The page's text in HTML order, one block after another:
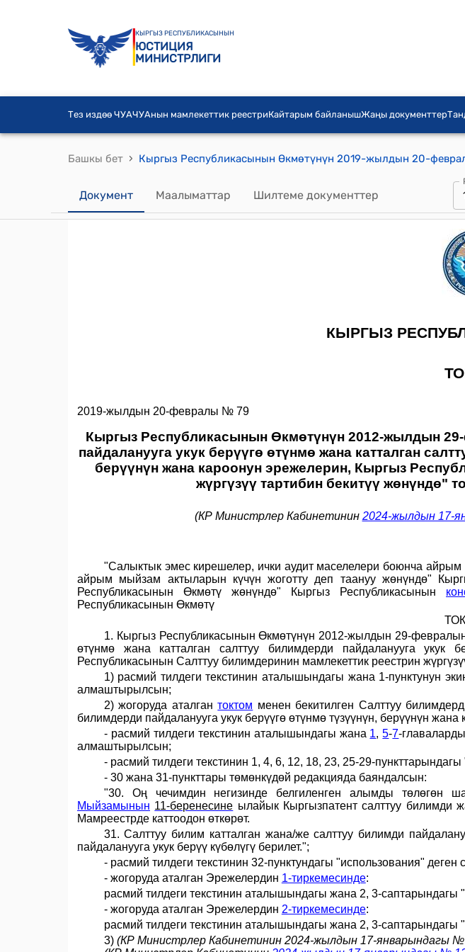
КЫРГЫЗ РЕСПУБЛИКАСЫНЫН
ЮСТИЦИЯ
МИНИСТРЛИГИ
Тез издөө ЧУАЧУАнын мамлекеттик реестриКайтарым байланышЖаңы документтер
Башкы бет ›
Документ Маалыматтар Шилтеме документтер